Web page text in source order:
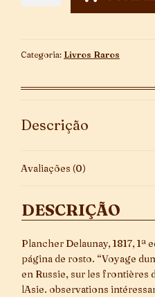
En
Montravel
Categoria: Livros Raros
Descrição
Avaliações (0)
DESCRIÇÃO
Plancher Delaunay, 1817, 1ª
página de rosto. “Voyage
en Russie, sur les frontières
lAsie. observations